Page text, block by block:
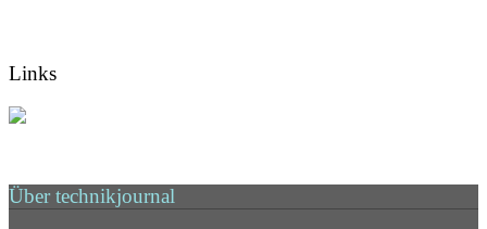
Links
Über technikjournal